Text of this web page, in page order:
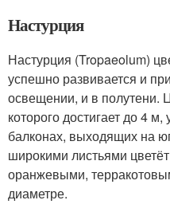
Настурция
Настурция (Tropaeolum)
успешно развивается и
освещении, и в полутени.
которого достигает до 4
балконах, выходящих на
широкими листьями
оранжевыми,
диаметре.